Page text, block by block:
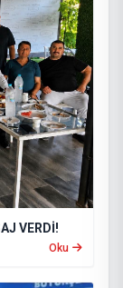
VERDİ!
Oku